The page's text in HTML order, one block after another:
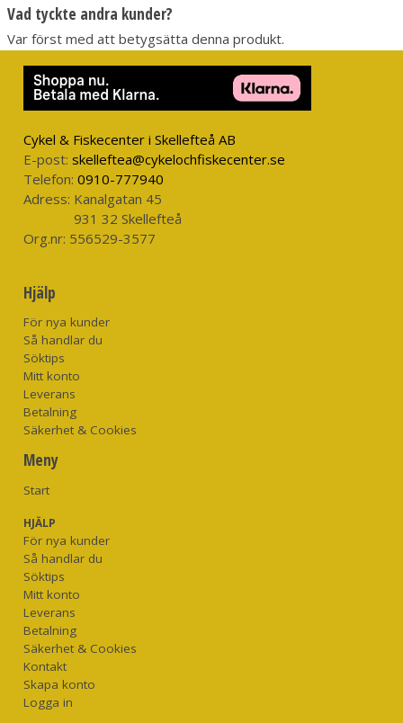
Vad tyckte andra kunder?
Var först med att betygsätta denna produkt.
Cykel & Fiskecenter i Skellefteå AB
E-post: skelleftea@cykelochfiskecenter.se
Telefon: 0910-777940
Adress: Kanalgatan 45
931 32 Skellefteå
Org.nr: 556529-3577
Hjälp
För nya kunder
Så handlar du
Söktips
Mitt konto
Leverans
Betalning
Säkerhet & Cookies
Meny
Start
HJÄLP
För nya kunder
Så handlar du
Söktips
Mitt konto
Leverans
Betalning
Säkerhet & Cookies
Kontakt
Skapa konto
Logga in